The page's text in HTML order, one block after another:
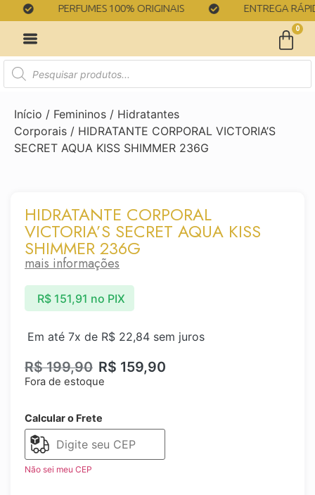
PERFUMES 100% ORIGINAIS ENTREGA RÁPIDA
0
Início / Femininos / Hidratantes
Corporais / HIDRATANTE CORPORAL VICTORIA’S
SECRET AQUA KISS SHIMMER 236G
HIDRATANTE CORPORAL
VICTORIA’S SECRET AQUA KISS
SHIMMER 236G
mais informações
R$199,90 R$ 159,90
Em até 7x de R$ 22,84 sem juros
R$151,91 no PIX
Fora de estoque
Calcular o Frete
Não sei meu CEP